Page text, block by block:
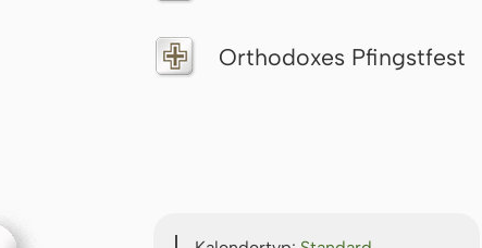
Orthodoxes Pfingstfest